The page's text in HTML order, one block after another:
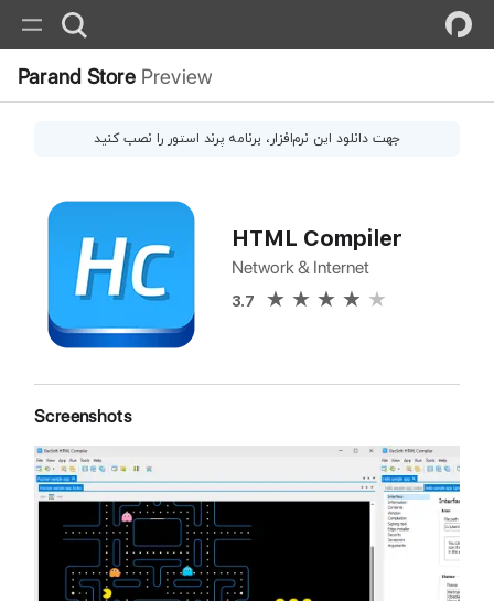
Parand Store Preview
جهت دانلود این نرم‌افزار، برنامه پرند استور را نصب کنید
HTML Compiler
Network & Internet
3.7
Screenshots